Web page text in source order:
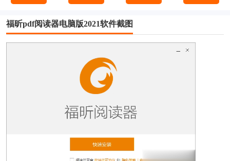
福昕pdf阅读器电脑版2021软件截图